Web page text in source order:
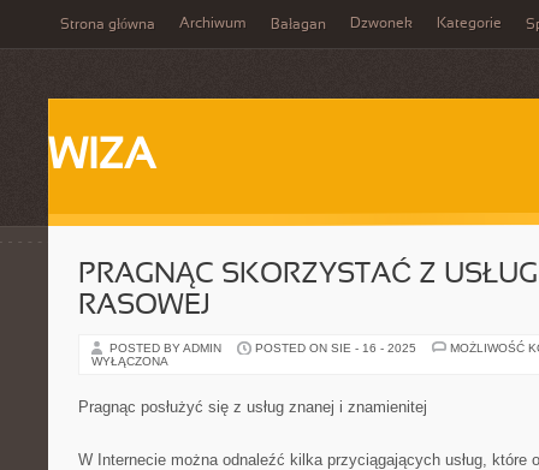
Strona główna Archiwum Bałagan Dzwonek Kategorie
WIZA
PRAGNĄC SKORZYSTAĆ Z
RASOWEJ
POSTED BY ADMIN POSTED ON SIE - 16 - 2025
MOŻLIWOŚĆ
WYŁĄCZONA
Pragnąc posłużyć się z usług znanej i znamienitej
W Internecie można odnaleźć kilka przyciągających usług, które